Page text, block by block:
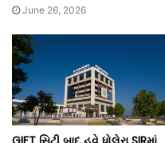
June 26, 2026